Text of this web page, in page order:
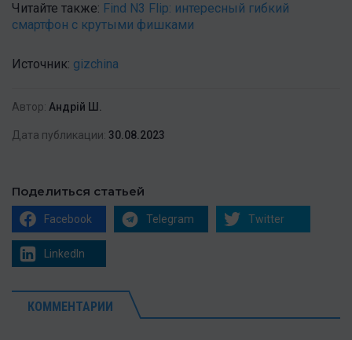
Читайте также: Find N3 Flip: интересный гибкий
смартфон с крутыми фишками
Источник: gizchina
Автор: Андрій Ш.
Дата публикации: 30.08.2023
Поделиться статьей
Facebook Telegram Twitter
LinkedIn
КОММЕНТАРИИ